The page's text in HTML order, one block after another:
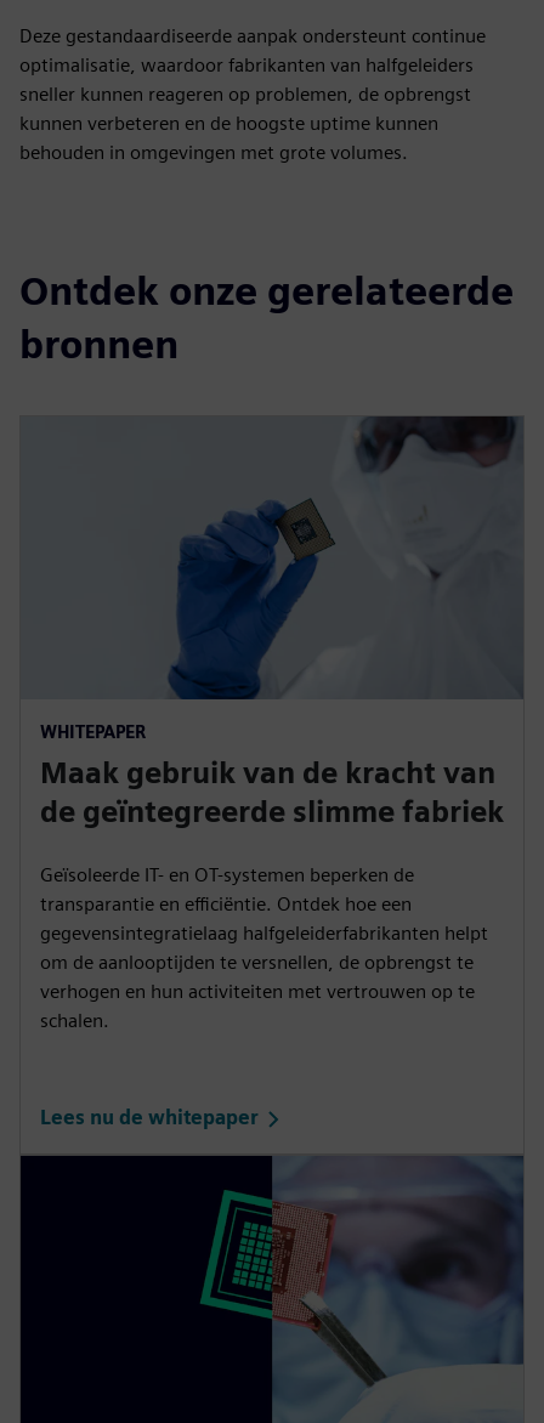
Deze gestandaardiseerde aanpak ondersteunt continue
optimalisatie, waardoor fabrikanten van halfgeleiders
sneller kunnen reageren op problemen, de opbrengst
kunnen verbeteren en de hoogste uptime kunnen
behouden in omgevingen met grote volumes.
Ontdek onze gerelateerde
bronnen
WHITEPAPER
Maak gebruik van de kracht van
de geïntegreerde slimme fabriek
Geïsoleerde IT- en OT-systemen beperken de
transparantie en efficiëntie. Ontdek hoe een
gegevensintegratielaag halfgeleiderfabrikanten helpt
om de aanlooptijden te versnellen, de opbrengst te
verhogen en hun activiteiten met vertrouwen op te
schalen.
Lees nu de whitepaper